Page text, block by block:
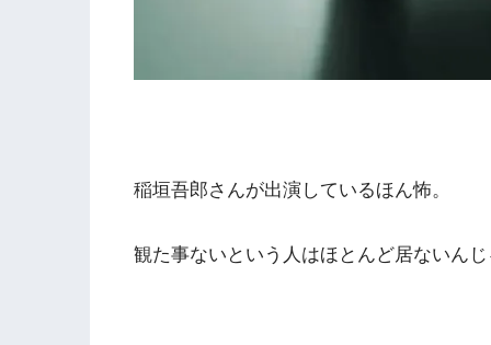
稲垣吾郎さんが出演しているほん怖。
観た事ないという人はほとんど居ないんじ